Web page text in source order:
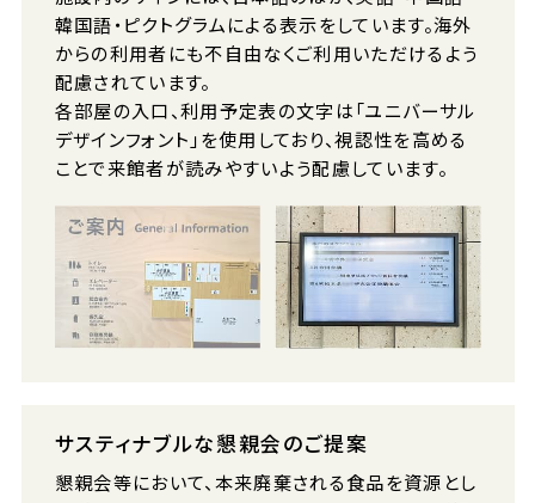
韓国語・ピクトグラムによる表示をしています。海外
からの利用者にも不自由なくご利用いただけるよう
配慮されています。
各部屋の入口、利用予定表の文字は「ユニバーサル
デザインフォント」を使用しており、視認性を高める
ことで来館者が読みやすいよう配慮しています。
サスティナブルな懇親会のご提案
懇親会等において、本来廃棄される食品を資源とし